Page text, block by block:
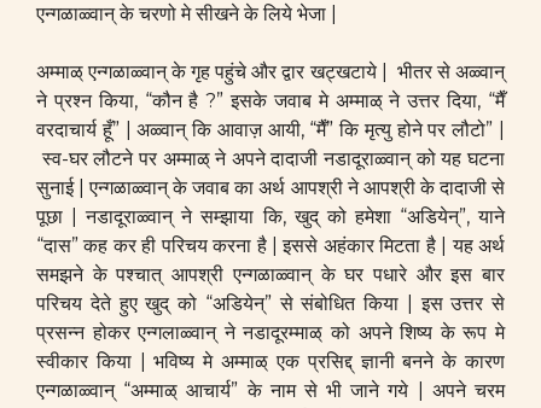
एन्गळाळ्वान् के चरणो मे सीखने के लिये भेजा |
अम्माळ् एन्गळाळ्वान् के गृह पहुंचे और द्वार खट्खटाये | भीतर से अळ्वान्
ने प्रश्न किया, “कौन है ?” इसके जवाब मे अम्माळ् ने उत्तर दिया, “मैँ
वरदाचार्य हूँ” | अळ्वान् कि आवाज़ आयी, “मैँ” कि मृत्यु होने पर लौटो” |
स्व-घर लौटने पर अम्माळ् ने अपने दादाजी नडादूराळ्वान् को यह घटना
सुनाई | एन्गळाळ्वान् के जवाब का अर्थ आपश्री ने आपश्री के दादाजी से
पूछा | नडादूराळ्वान् ने सम्झाया कि, खुद् को हमेशा “अडियेन्”, याने
“दास” कह कर ही परिचय करना है | इससे अहंकार मिटता है | यह अर्थ
समझने के पश्चात् आपश्री एन्गळाळ्वान् के घर पधारे और इस बार
परिचय देते हुए खुद् को “अडियेन्” से संबोधित किया | इस उत्तर से
प्रसन्न होकर एन्गलाळ्वान् ने नडादूरम्माळ् को अपने शिष्य के रूप मे
स्वीकार किया | भविष्य मे अम्माळ् एक प्रसिद्द् ज्ञानी बनने के कारण
एन्गळाळ्वान् “अम्माळ् आचार्य” के नाम से भी जाने गये | अपने चरम